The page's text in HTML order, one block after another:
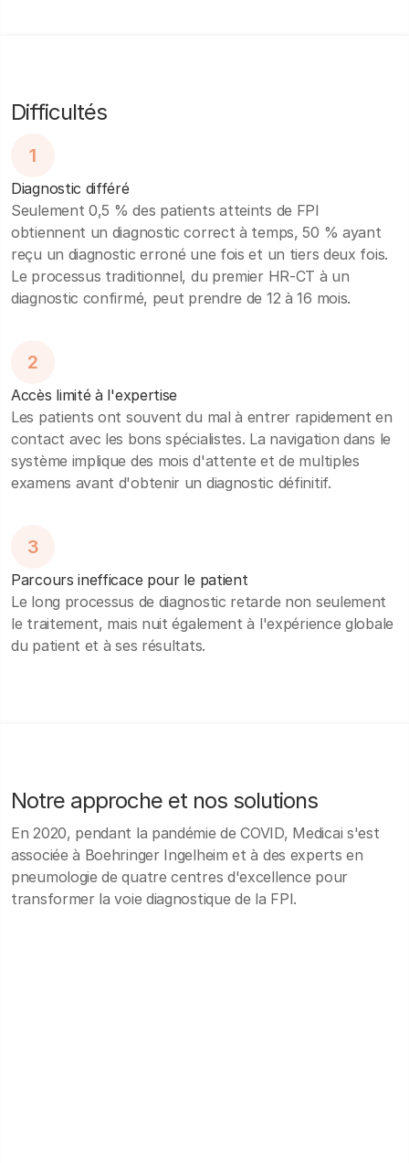
Difficultés
1
Diagnostic différé
Seulement 0,5 % des patients atteints de FPI
obtiennent un diagnostic correct à temps, 50 % ayant
reçu un diagnostic erroné une fois et un tiers deux fois.
Le processus traditionnel, du premier HR-CT à un
diagnostic confirmé, peut prendre de 12 à 16 mois.
2
Accès limité à l'expertise
Les patients ont souvent du mal à entrer rapidement en
contact avec les bons spécialistes. La navigation dans le
système implique des mois d'attente et de multiples
examens avant d'obtenir un diagnostic définitif.
3
Parcours inefficace pour le patient
Le long processus de diagnostic retarde non seulement
le traitement, mais nuit également à l'expérience globale
du patient et à ses résultats.
Notre approche et nos solutions
En 2020, pendant la pandémie de COVID, Medicai s'est
associée à Boehringer Ingelheim et à des experts en
pneumologie de quatre centres d'excellence pour
transformer la voie diagnostique de la FPI.